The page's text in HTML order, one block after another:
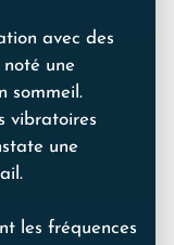
avec des
une
sommeil.
vibratoires
une
les fréquences